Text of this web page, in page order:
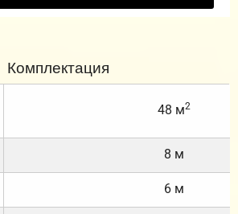
Комплектация
48 м2
8 м
6 м